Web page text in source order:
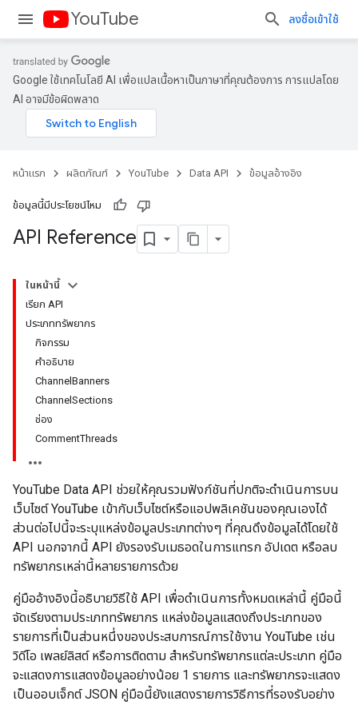
YouTube ลงชื่อเข้าใช้
Google ใช้เทคโนโลยี AI เพื่อแปลเนื้อหาเป็นภาษาที่คุณต้องการ การแปลโดย
AI อาจมีข้อผิดพลาด
หน้าแรก ผลิตภัณฑ์ YouTube Data API ข้อมูลอ้างอิง
ข้อมูลนี้มีประโยชน์ไหม
API Reference
ในหน้านี้
เรียก API
ประเภททรัพยากร
กิจกรรม
คำอธิบาย
ChannelBanners
ChannelSections
ช่อง
CommentThreads
YouTube Data API ช่วยให้คุณรวมฟังก์ชันที่ปกติจะดำเนินการบน
เว็บไซต์ YouTube เข้ากับเว็บไซต์หรือแอปพลิเคชันของคุณเองได้
ส่วนต่อไปนี้จะระบุแหล่งข้อมูลประเภทต่างๆ ที่คุณดึงข้อมูลได้โดยใช้
API นอกจากนี้ API ยังรองรับเมธอดในการแทรก อัปเดต หรือลบ
ทรัพยากรเหล่านี้หลายรายการด้วย
คู่มืออ้างอิงนี้อธิบายวิธีใช้ API เพื่อดำเนินการทั้งหมดเหล่านี้ คู่มือนี้
จัดเรียงตามประเภททรัพยากร แหล่งข้อมูลแสดงถึงประเภทของ
รายการที่เป็นส่วนหนึ่งของประสบการณ์การใช้งาน YouTube เช่น
วิดีโอ เพลย์ลิสต์ หรือการติดตาม สำหรับทรัพยากรแต่ละประเภท คู่มือ
จะแสดงการแสดงข้อมูลอย่างน้อย 1 รายการ และทรัพยากรจะแสดง
เป็นออบเจ็กต์ JSON คู่มือนี้ยังแสดงรายการวิธีการที่รองรับอย่าง